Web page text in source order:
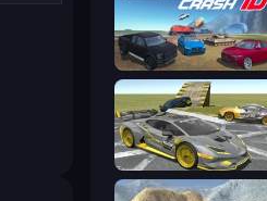
Derby Crash 4
Wrong Way